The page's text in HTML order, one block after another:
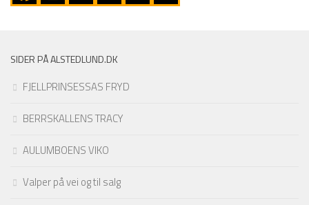
SIDER PÅ ALSTEDLUND.DK
FJELLPRINSESSAS FRYD
BERRSKALLENS TRACY
AULUMBOENS VIKO
Valper på vei og til salg